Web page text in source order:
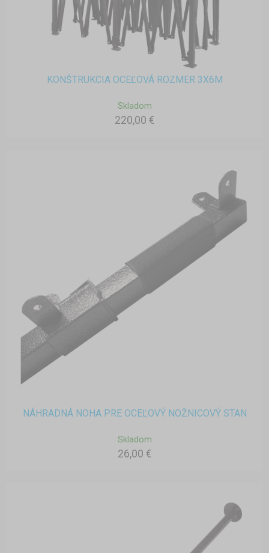
KONŠTRUKCIA OCEĽOVÁ ROZMER 3X6M
Skladom
220,00 €
NÁHRADNÁ NOHA PRE OCEĽOVÝ NOŽNICOVÝ STAN
Skladom
26,00 €